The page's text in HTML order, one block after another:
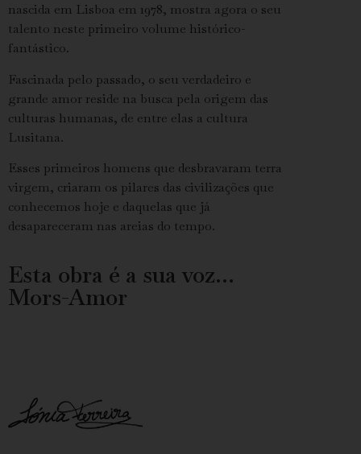
nascida em Lisboa em 1978, mostra agora o seu
talento neste primeiro volume histórico-
fantástico.
Fascinada pelo passado, o seu verdadeiro e
grande amor reside na busca pela origem das
culturas humanas, de entre elas a cultura
Lusitana.
Esses primeiros homens que desbravaram terra
virgem, criaram os pilares das civilizações que
conhecemos hoje e daquelas que já
desapareceram nas areias do tempo.
Esta obra é a sua voz...
Mors-Amor